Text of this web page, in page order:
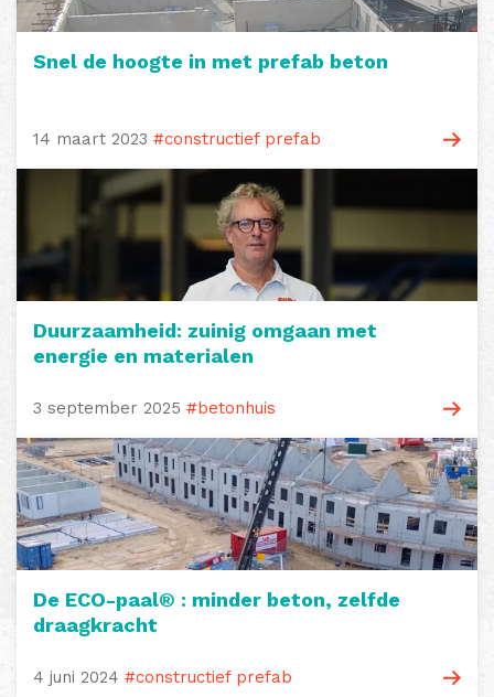
Snel de hoogte in met prefab beton
14 maart 2023 #constructief prefab
Duurzaamheid: zuinig omgaan met
energie en materialen
3 september 2025 #betonhuis
De ECO-paal® : minder beton, zelfde
draagkracht
4 juni 2024 #constructief prefab